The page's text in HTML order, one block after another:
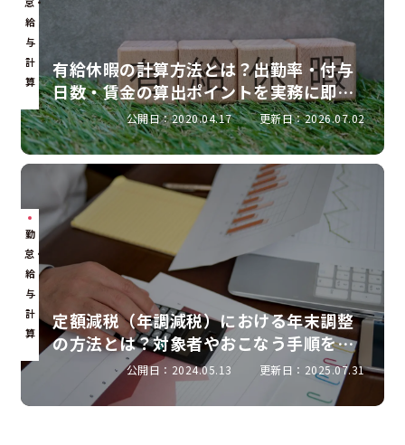
給
与
計
算
有給休暇の計算方法とは？出勤率・付与
日数・賃金の算出ポイントを実務に即し
て解説
公開日：2020.04.17 更新日：2026.07.02
勤
怠・
給
与
計
算
定額減税（年調減税）における年末調整
の方法とは？対象者やおこなう手順を解
公開日：2024.05.13 更新日：2025.07.31